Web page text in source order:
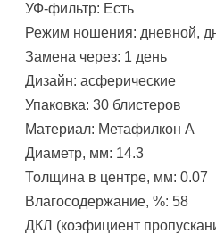
УФ-фильтр: Есть
Режим ношения: дневной,
Замена через: 1 день
Дизайн: асферические
Упаковка: 30 блистеров
Материал: Метафилкон А
Диаметр, мм: 14.3
Толщина в центре, мм: 0.07
Влагосодержание, %: 58
ДКЛ (коэфициент